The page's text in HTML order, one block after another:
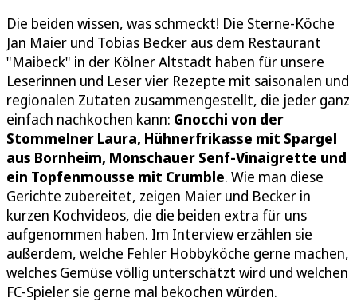
Die beiden wissen, was schmeckt! Die Sterne-Köche
Jan Maier und Tobias Becker aus dem Restaurant
"Maibeck" in der Kölner Altstadt haben für unsere
Leserinnen und Leser vier Rezepte mit saisonalen und
regionalen Zutaten zusammengestellt, die jeder ganz
einfach nachkochen kann: Gnocchi von der
Stommelner Laura, Hühnerfrikasse mit Spargel
aus Bornheim, Monschauer Senf-Vinaigrette und
ein Topfenmousse mit Crumble. Wie man diese
Gerichte zubereitet, zeigen Maier und Becker in
kurzen Kochvideos, die die beiden extra für uns
aufgenommen haben. Im Interview erzählen sie
außerdem, welche Fehler Hobbyköche gerne machen,
welches Gemüse völlig unterschätzt wird und welchen
FC-Spieler sie gerne mal bekochen würden.